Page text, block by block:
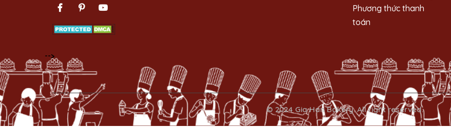
Phương thức thanh
toán
-->
© 2024 Gia Han Bakery. All right reserved.